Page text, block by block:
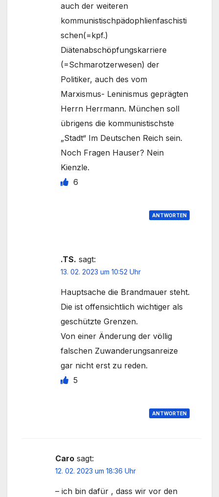
auch der weiteren
kommunistischpädophlienfaschisti
schen(=kpf.)
Diätenabschöpfungskarriere
(=Schmarotzerwesen) der
Politiker, auch des vom
Marxismus- Leninismus geprägten
Herrn Herrmann. München soll
übrigens die kommunistischste
„Stadt“ Im Deutschen Reich sein.
Noch Fragen Hauser? Nein
Kienzle.
6
ANTWORTEN
.TS. sagt:
13. 02. 2023 um 10:52 Uhr
Hauptsache die Brandmauer steht.
Die ist offensichtlich wichtiger als
geschützte Grenzen.
Von einer Änderung der völlig
falschen Zuwanderungsanreize
gar nicht erst zu reden.
5
ANTWORTEN
Caro sagt:
12. 02. 2023 um 18:36 Uhr
– ich bin dafür , dass wir vor den